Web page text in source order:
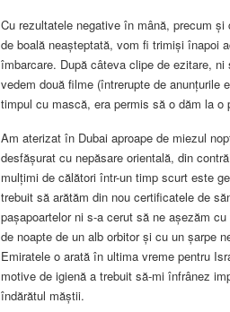
Cu rezultatele negative în mână, precum
de boală neașteptată, vom fi trimiși înapoi
îmbarcare. După câteva clipe de ezitare,
vedem două filme (întrerupte de
timpul cu mască, era permis să o dăm la
Am aterizat în Dubai aproape de miezul
desfășurat cu nepăsare orientală, din
mulțimi de călători într-un timp scurt este
trebuit să arătăm din nou certificatele de
pașapoartelor ni s-a cerut să ne așezăm
de noapte de un alb orbitor și cu un șarpe
Emiratele o arată în ultima vreme pentru
motive de igienă a trebuit să-mi înfrânez
îndărătul măștii.